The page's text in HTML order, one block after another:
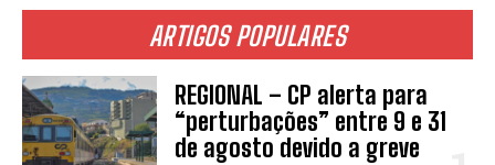
ARTIGOS POPULARES
REGIONAL – CP alerta para
“perturbações” entre 9 e 31
de agosto devido a greve